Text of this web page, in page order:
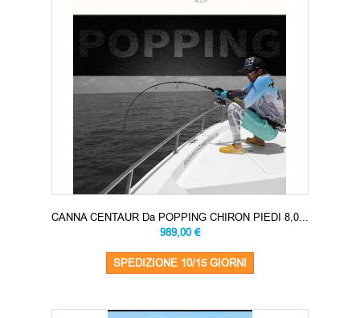
CANNA CENTAUR Da POPPING CHIRON PIEDI 8,0...
989,00 €
SPEDIZIONE 10/15 GIORNI